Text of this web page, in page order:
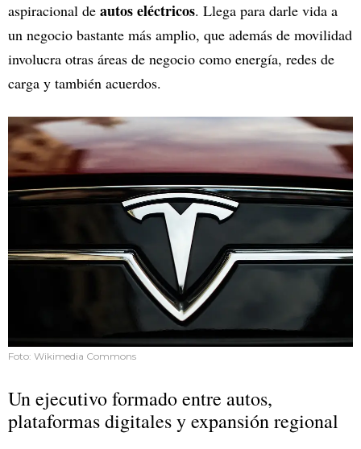
aspiracional de autos eléctricos. Llega para darle vida a
un negocio bastante más amplio, que además de movilidad
involucra otras áreas de negocio como energía, redes de
carga y también acuerdos.
Foto: Wikimedia Commons
Un ejecutivo formado entre autos,
plataformas digitales y expansión regional